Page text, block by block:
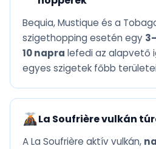
Bequia, Mustique és a
szigethopping esetén egy
10 napra lefedi az alapvető
egyes szigetek főbb
La Soufrière vulkán
A La Soufrière aktív vulkán,